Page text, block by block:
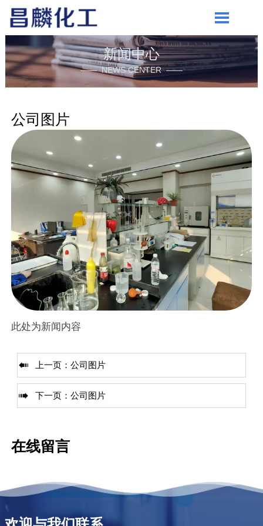

新闻中心
—— NEWS CENTER ——
公司图片
此处为新闻内容
 上一页： 公司图片
 下一页： 公司图片
在线留言